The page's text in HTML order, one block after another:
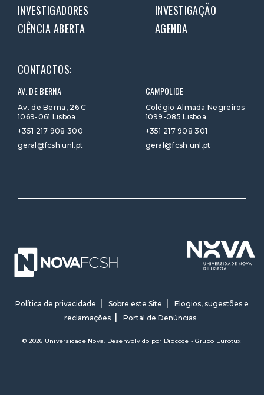
INVESTIGADORES
INVESTIGAÇÃO
CIÊNCIA ABERTA
AGENDA
CONTACTOS:
AV. DE BERNA
Av. de Berna, 26 C
1069-061 Lisboa
+351 217 908 300
geral@fcsh.unl.pt
CAMPOLIDE
Colégio Almada Negreiros
1099-085 Lisboa
+351 217 908 301
geral@fcsh.unl.pt
Política de privacidade Sobre este Site
Elogios, sugestões e
reclamações
Portal de Denúncias
© 2026 Universidade Nova. Desenvolvido por Dipcode - Grupo Eurotux